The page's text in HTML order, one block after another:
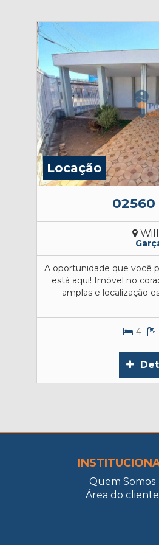
Locação
02560
A oportunidade que você
está aqui! Imóvel no coração da cidade, com salas
amplas e localização
4
Quem Somos
Área do cliente